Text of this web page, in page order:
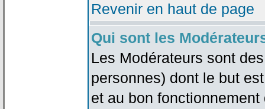
Revenir en haut de page
Qui sont les
Les Modérateurs sont
personnes) dont le but
et au bon